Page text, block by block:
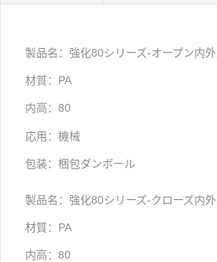
製品名： 強化80シリーズ-オープン内
材質：PA
内高：80
応用：機械
包装：梱包ダンボール
製品名： 強化80シリーズ-クローズ内
材質：PA
内高：80